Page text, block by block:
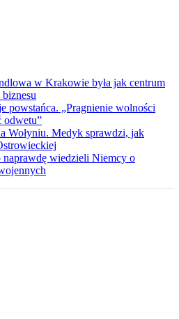
w Krakowie była jak centrum
powstańca. „Pragnienie wolności
odwetu”
Wołyniu. Medyk sprawdzi, jak
naprawdę wiedzieli Niemcy o